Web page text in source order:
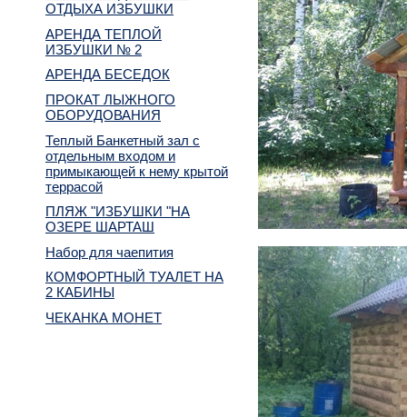
ОТДЫХА ИЗБУШКИ
АРЕНДА ТЕПЛОЙ
ИЗБУШКИ № 2
АРЕНДА БЕСЕДОК
ПРОКАТ ЛЫЖНОГО
ОБОРУДОВАНИЯ
Теплый Банкетный зал с
отдельным входом и
примыкающей к нему крытой
террасой
ПЛЯЖ "ИЗБУШКИ "НА
ОЗЕРЕ ШАРТАШ
Набор для чаепития
КОМФОРТНЫЙ ТУАЛЕТ НА
2 КАБИНЫ
ЧЕКАНКА МОНЕТ